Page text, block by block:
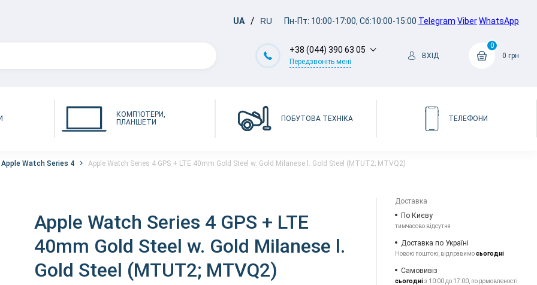
UA RU Пн-Пт: 10:00-17:00, Сб:10:00-15:00 Telegram ViberWhatsApp
+38 (044) 390 63 05
Передзвоніть мені
ВХІД
0
0 грн
КОМП'ЮТЕРИ,
ПЛАНШЕТИ
ПОБУТОВА ТЕХНІКА ТЕЛЕФОНИ
Apple Watch Series 4 Apple Watch Series 4 GPS + LTE 40mm Gold Steel w. Gold Milanese l. Gold Steel (MTUT2; MTVQ2)
Apple Watch Series 4 GPS + LTE
40mm Gold Steel w. Gold Milanese l.
Gold Steel (MTUT2; MTVQ2)
Доставка
По Києву
тимчасово відсутня
Доставка по Україні
Новою поштою, відправимосьогодні
Самовивіз
сьогодніз 10:00 до 17:00, по домовленості